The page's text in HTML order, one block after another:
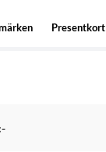
Presentkort